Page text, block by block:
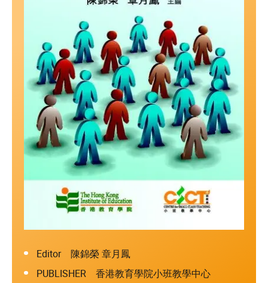
Editor 陳錦榮 章月鳳
PUBLISHER 香港教育學院小班教學中心